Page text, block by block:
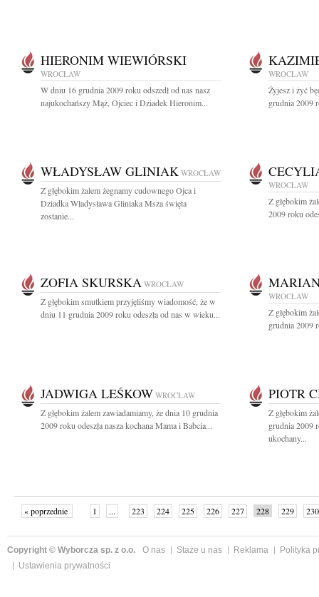
HIERONIM WIEWIÓRSKI
WROCŁAW
W dniu 16 grudnia 2009 roku odszedł od nas nasz
najukochańszy Mąż, Ojciec i Dziadek Hieronim...
WROCŁAW
Żyjesz i żyć
grudnia 2009
WŁADYSŁAW GLINIAK WROCŁAW
Z głębokim żalem żegnamy cudownego Ojca i
Dziadka Władysława Gliniaka Msza święta
zostanie...
WROCŁAW
Z głębokim
2009 roku
ZOFIA SKURSKA WROCŁAW
Z głębokim smutkiem przyjęliśmy wiadomość, że w
dniu 11 grudnia 2009 roku odeszła od nas w wieku...
WROCŁAW
Z głębokim
grudnia 2009
JADWIGA LEŚKOW WROCŁAW
Z głębokim żalem zawiadamiamy, że dnia 10 grudnia
2009 roku odeszła nasza kochana Mama i Babcia...
PIOTR
Z głębokim
grudnia 2009
ukochany...
« poprzednie 1 ... 223 224 225 226 227 228 229
230
Copyright © Wyborcza sp. z o.o. O nas Staże u nas Reklama
Polityka
Ustawienia prywatności